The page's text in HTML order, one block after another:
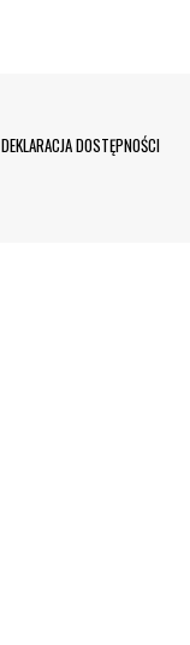
DEKLARACJA DOSTĘPNOŚCI